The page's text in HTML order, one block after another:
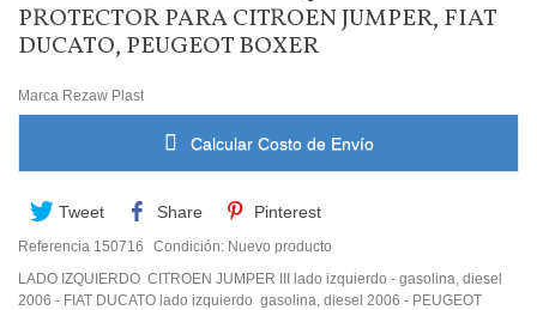
PROTECTOR PARA CITROEN JUMPER, FIAT
DUCATO, PEUGEOT BOXER
Marca Rezaw Plast
Calcular Costo de Envío
Tweet Share Pinterest
Referencia 150716 Condición: Nuevo producto
LADO IZQUIERDO CITROEN JUMPER III lado izquierdo - gasolina, diesel
2006 - FIAT DUCATO lado izquierdo gasolina, diesel 2006 - PEUGEOT